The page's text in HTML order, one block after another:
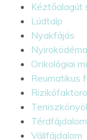
Kéztőalagút
Lúdtalp
Nyakfájás
Nyiroködéma
Onkológiai
Reumatikus
Térdfájdalom
Vállfájdalom